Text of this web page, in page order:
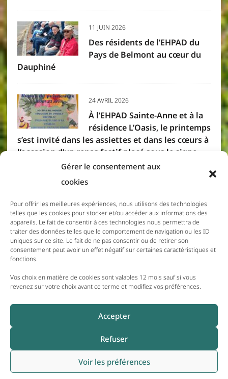
Gérer le consentement aux
cookies
Pour offrir les meilleures expériences, nous utilisons des technologies
telles que les cookies pour stocker et/ou accéder aux informations des
appareils. Le fait de consentir à ces technologies nous permettra de
traiter des données telles que le comportement de navigation ou les ID
uniques sur ce site. Le fait de ne pas consentir ou de retirer son
consentement peut avoir un effet négatif sur certaines caractéristiques et
fonctions.
Vos choix en matière de cookies sont valables 12 mois sauf si vous
revenez sur votre choix avant ce terme et modifiez vos préférences.
Accepter
Refuser
Voir les préférences
11 JUIN 2026
Des résidents de l’EHPAD du
Pays de Belmont au cœur du
Dauphiné
24 AVRIL 2026
À l’EHPAD Sainte-Anne et à la
résidence L’Oasis, le printemps
s’est invité dans les assiettes et dans les cœurs à
l’occasion d’un repas festif placé sous le signe
des saveurs créoles. Résidents et membres du
personnel se sont réunis pour partager un
moment convivial, où la gourmandise et la
bonne humeur étaient à l’honneur.
11 DÉCEMBRE 2025
Menus du 15 au 21 Décembre
du Téléthon